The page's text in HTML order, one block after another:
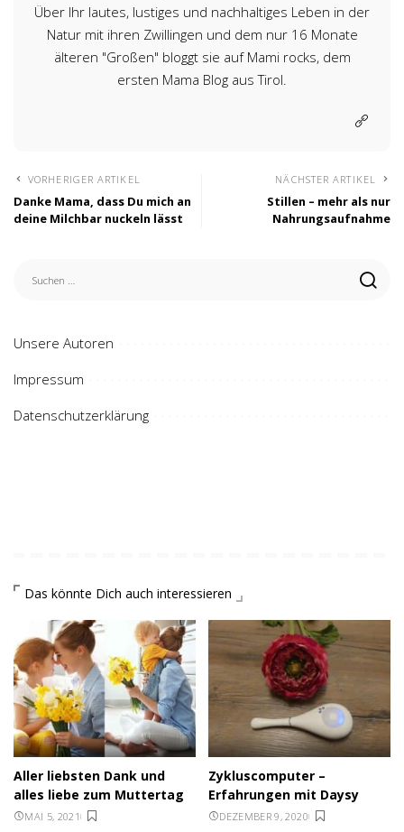
Über Ihr lautes, lustiges und nachhaltiges Leben in der
Natur mit ihren Zwillingen und dem nur 16 Monate
älteren "Großen" bloggt sie auf Mami rocks, dem
ersten Mama Blog aus Tirol.
VORHERIGER ARTIKEL
Danke Mama, dass Du mich an
deine Milchbar nuckeln lässt
NÄCHSTER ARTIKEL
Stillen – mehr als nur
Nahrungsaufnahme
Unsere Autoren
Impressum
Datenschutzerklärung
Das könnte Dich auch interessieren
Aller liebsten Dank und
alles liebe zum Muttertag
MAI 5, 2021
Zykluscomputer –
Erfahrungen mit Daysy
DEZEMBER 9, 2020